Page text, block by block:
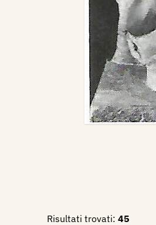
Risultati trovati: 45